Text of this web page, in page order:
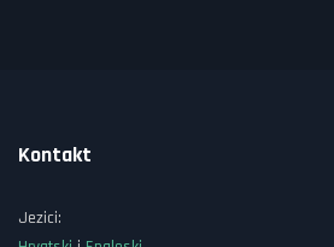
Kontakt
Jezici: